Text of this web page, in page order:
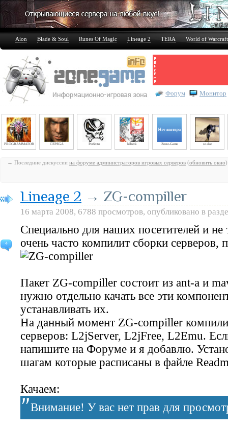
Aion Blade & Soul Runes Of Magic Lineage 2 TERA World of Warcraft
Форум Монитор
PROGRAMMATOR CEPEGA Perfecto kiberk Zone-Game snake
→ Последние дискуссии на форуме администраторов игровых серверов (обновить окно)
4
Lineage 2 → ZG-compiller
16 марта 2008, 6788 просмотров, опубликовано в
Специально для наших посетителей и не
очень часто компилит сборки серверов,
Пакет ZG-compiller состоит из ant-a и
нужно отдельно качать все эти
устанавливать их.
На данный момент ZG-compiller
серверов: L2jServer, L2jFree, L2Emu.
напишите на Форуме и я добавлю.
шагам которые расписаны в файле
Качаем:
Внимание! У вас нет прав для